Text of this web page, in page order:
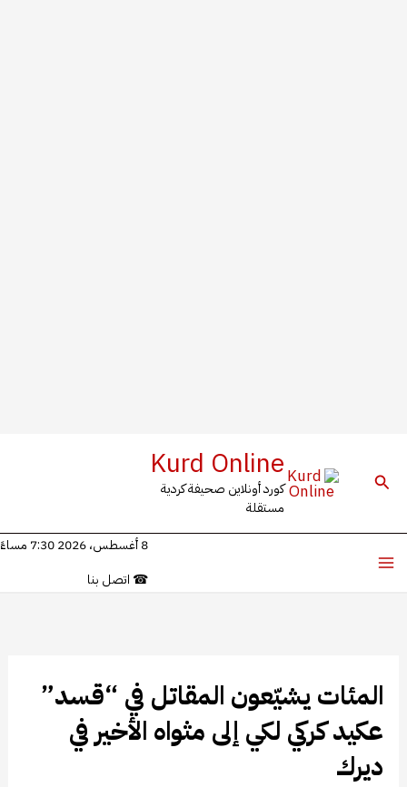
البحث Kurd Online
كورد أونلاين صحيفة كردية
مستقلة
8 أغسطس، 2026 7:30 مساءً
☎ اتصل بنا
المئات يشيّعون المقاتل في “قسد”
عكيد كركي لكي إلى مثواه الأخير في
ديرك